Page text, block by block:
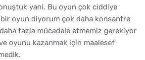
yani. Bu oyun çok ciddiye
oyun diyorum çok daha konsantre
daha fazla mücadele etmemiz gerekiyor
oyunu kazanmak için maalesef